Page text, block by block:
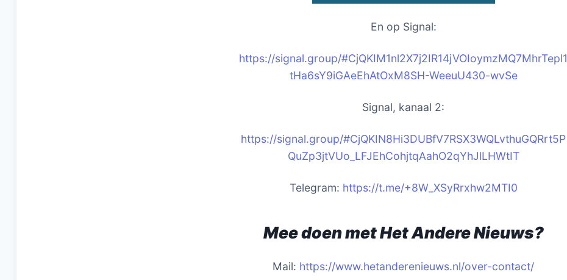
En op Signal:
https://signal.group/#CjQKIM1nl2X7j2IR14jVOIoymzMQ7MhrTepl1
tHa6sY9iGAeEhAtOxM8SH-WeeuU430-wvSe
Signal, kanaal 2:
https://signal.group/#CjQKIN8Hi3DUBfV7RSX3WQLvthuGQRrt5P
QuZp3jtVUo_LFJEhCohjtqAahO2qYhJlLHWtIT
Telegram: https://t.me/+8W_XSyRrxhw2MTI0
Mee doen met Het Andere Nieuws?
Mail: https://www.hetanderenieuws.nl/over-contact/